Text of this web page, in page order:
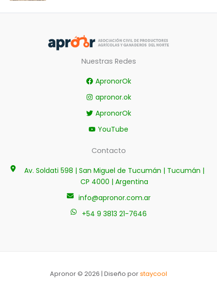
Nuestras Redes
ApronorOk
apronor.ok
ApronorOk
YouTube
Contacto
Av. Soldati 598 | San Miguel de Tucumán | Tucumán |
CP 4000 | Argentina
info@apronor.com.ar
+54 9 3813 21-7646
Apronor © 2026 | Diseño porstaycool